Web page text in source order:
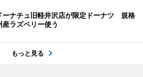
ーナチュ旧軽井沢店が限定ドーナツ 規格
産ラズベリー使う
もっと見る